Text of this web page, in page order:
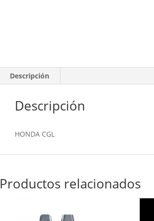
Descripción
Descripción
HONDA CGL
Productos relacionados